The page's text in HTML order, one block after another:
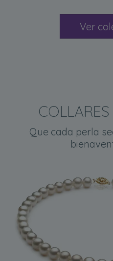
Ver
Que cada perla